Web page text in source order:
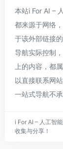
本站i For AI –
都来源于网络
于该外部链接
导航实际控制
上的内容，都
以直接联系网
一站式导航不承
i For AI – 人工智
收集与分享！